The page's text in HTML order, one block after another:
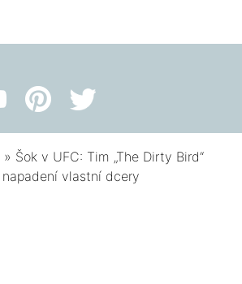
» Šok v UFC: Tim „The Dirty Bird“
vlastní dcery